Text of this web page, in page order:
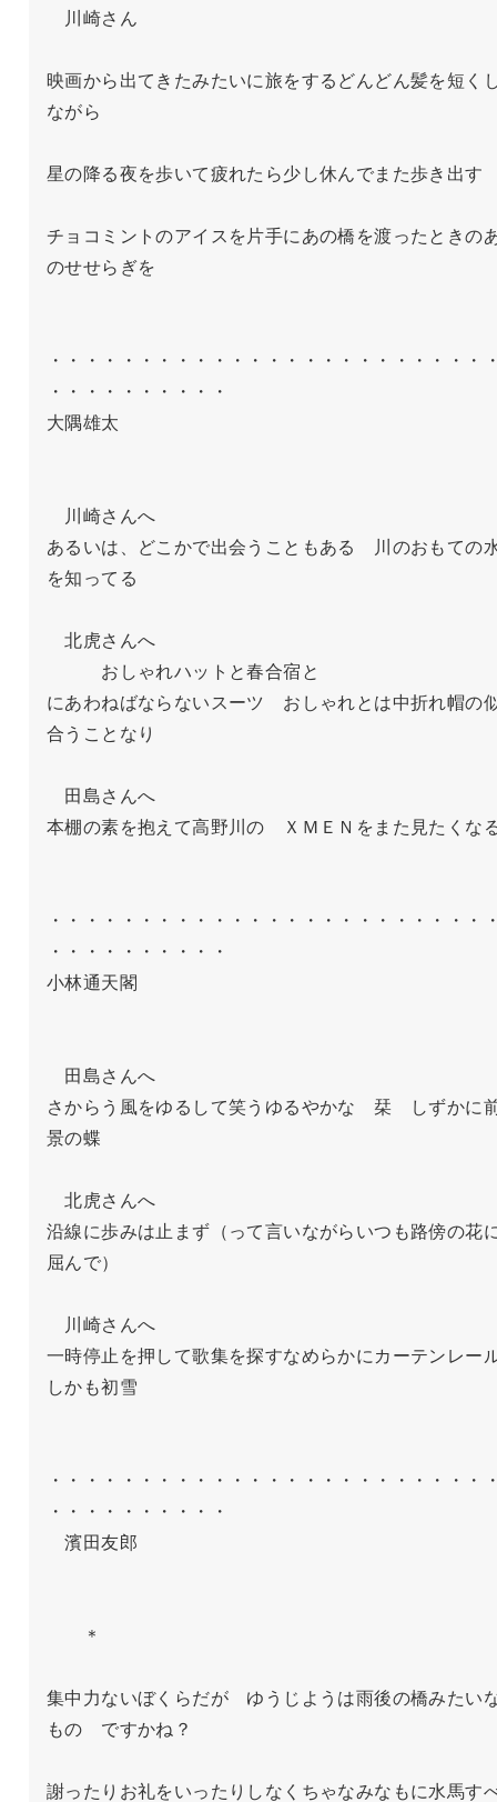
川崎さん
映画から出てきたみたいに旅をするどんどん髪を短く
ながら
星の降る夜を歩いて疲れたら少し休んでまた歩き出す
チョコミントのアイスを片手にあの橋を渡ったときの
のせせらぎを
・・・・・・・・・・・・・・・・・・・・・・・・
・・・・・・・・・・
大隅雄太
川崎さんへ
あるいは、どこかで出会うこともある　川のおもての
を知ってる
北虎さんへ
おしゃれハットと春合宿と
にあわねばならないスーツ　おしゃれとは中折れ帽の
合うことなり
田島さんへ
本棚の素を抱えて高野川の　ＸＭＥＮをまた見たくな
・・・・・・・・・・・・・・・・・・・・・・・・
・・・・・・・・・・
小林通天閣
田島さんへ
さからう風をゆるして笑うゆるやかな　栞　しずかに
景の蝶
北虎さんへ
沿線に歩みは止まず（って言いながらいつも路傍の花
屈んで）
川崎さんへ
一時停止を押して歌集を探すなめらかにカーテンレー
しかも初雪
・・・・・・・・・・・・・・・・・・・・・・・・
・・・・・・・・・・
濱田友郎
＊
集中力ないぼくらだが　ゆうじようは雨後の橋みたい
もの　ですかね？
謝ったりお礼をいったりしなくちゃなみなもに水馬す